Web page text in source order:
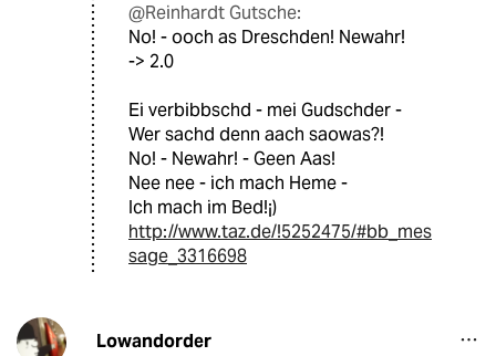
@Reinhardt Gutsche:
No! - ooch as Dreschden! Newahr!
-> 2.0
Ei verbibbschd - mei Gudschder -
Wer sachd denn aach saowas?!
No! - Newahr! - Geen Aas!
Nee nee - ich mach Heme -
Ich mach im Bed!¡)
http://www.taz.de/!5252475/#bb_mes
sage_3316698
Lowandorder